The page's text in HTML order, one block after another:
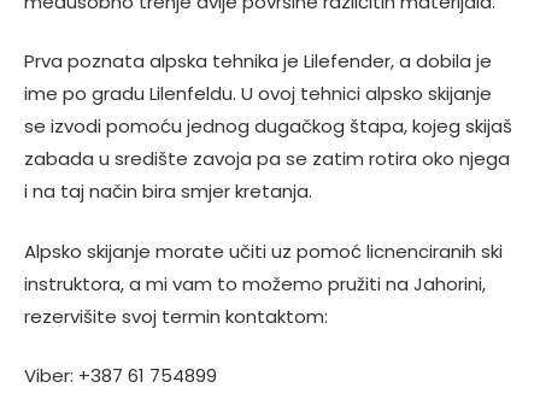
Prva poznata alpska tehnika je Lilefender, a dobila je
ime po gradu Lilenfeldu. U ovoj tehnici alpsko skijanje
se izvodi pomoću jednog dugačkog štapa, kojeg skijaš
zabada u središte zavoja pa se zatim rotira oko njega
i na taj način bira smjer kretanja.
Alpsko skijanje morate učiti uz pomoć licnenciranih ski
instruktora, a mi vam to možemo pružiti na Jahorini,
rezervišite svoj termin kontaktom:
Viber: +387 61 754899